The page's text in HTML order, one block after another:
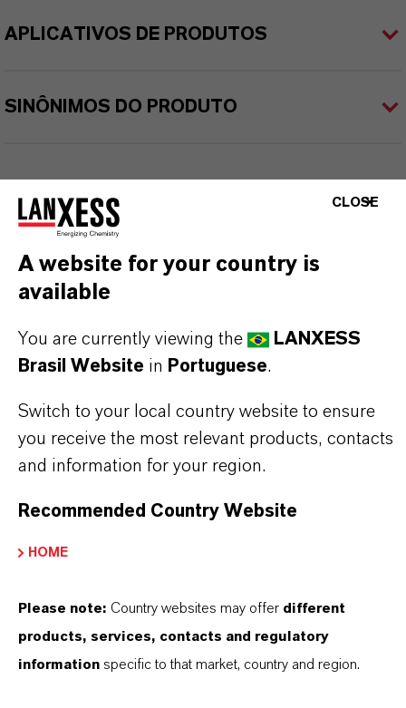
APLICATIVOS DE PRODUTOS
SINÔNIMOS DO PRODUTO
Jarinu
+55 114016-8002
CLOSE
A website for your country is
available
You are currently viewing the
LANXESS
Brasil Website in Portuguese.
Switch to your local country website to ensure
you receive the most relevant products, contacts
and information for your region.
Recommended Country Website
HOME
Please note: Country websites may offer different
products, services, contacts and regulatory
information specific to that market, country and region.